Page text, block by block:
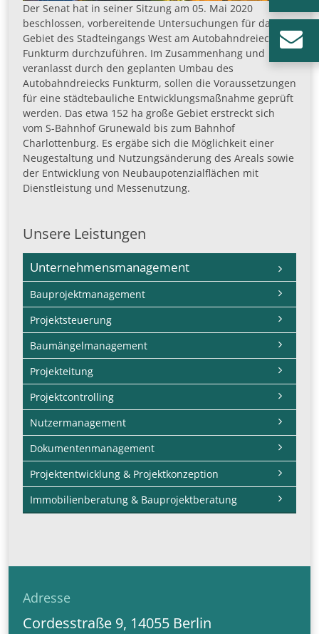
Der Senat hat in seiner Sitzung am 05. Mai 2020
beschlossen, vorbereitende Untersuchungen für das
Gebiet des Stadteingangs West am Autobahndreieck
Funkturm durchzuführen. Im Zusammenhang und
veranlasst durch den geplanten Umbau des
Autobahndreiecks Funkturm, sollen die Voraussetzungen
für eine städtebauliche Entwicklungsmaßnahme geprüft
werden. Das etwa 152 ha große Gebiet erstreckt sich
vom S-Bahnhof Grunewald bis zum Bahnhof
Charlottenburg. Es ergäbe sich die Möglichkeit einer
Neugestaltung und Nutzungsänderung des Areals sowie
der Entwicklung von Neubaupotenzialflächen mit
Dienstleistung und Messenutzung.
Unsere Leistungen
Navigation
überspringen
Unternehmensmanagement
Bauprojektmanagement
Projektsteuerung
Baumängelmanagement
Projekteitung
Projektcontrolling
Nutzermanagement
Dokumentenmanagement
Projektentwicklung & Projektkonzeption
Immobilienberatung & Bauprojektberatung
Adresse
Cordesstraße 9, 14055 Berlin